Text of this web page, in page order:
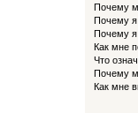
Почему
Почему я
Почему я
Как мне
Что
Почему
Как мне